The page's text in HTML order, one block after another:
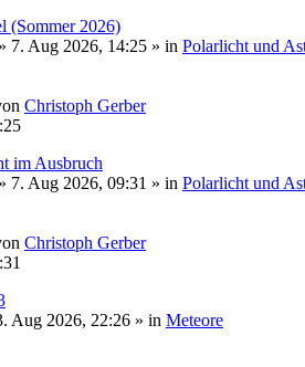
(Sommer 2026)
7. Aug 2026, 14:25 » in Polarlicht und
Christoph Gerber
im Ausbruch
7. Aug 2026, 09:31 » in Polarlicht und
Christoph Gerber
Aug 2026, 22:26 » in Meteore